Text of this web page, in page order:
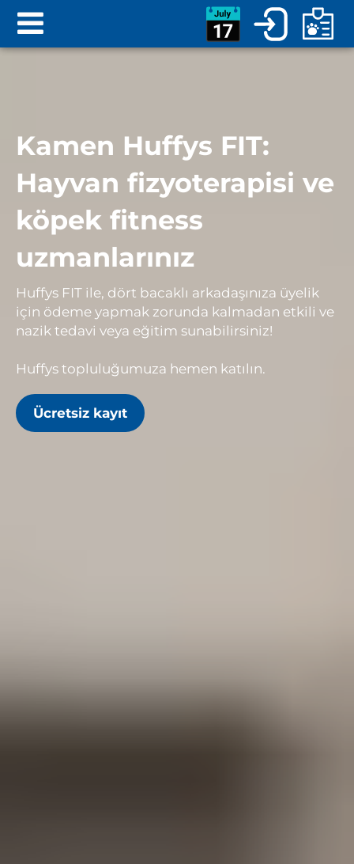
Kamen Huffys FIT:
Hayvan fizyoterapisi ve
köpek fitness
uzmanlarınız
Huffys FIT ile, dört bacaklı arkadaşınıza üyelik
için ödeme yapmak zorunda kalmadan etkili ve
nazik tedavi veya eğitim sunabilirsiniz!
Huffys topluluğumuza hemen katılın.
Ücretsiz kayıt